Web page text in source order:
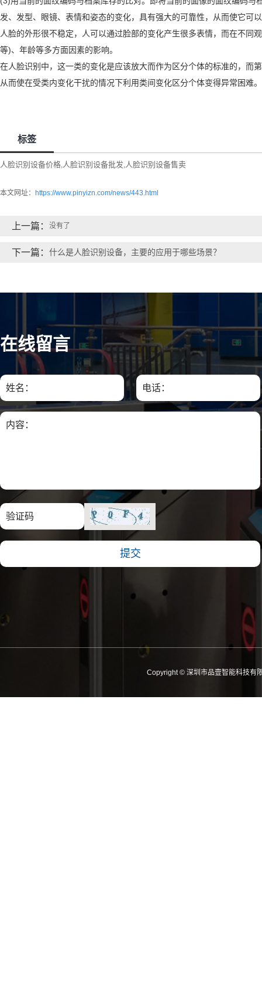
发、发型、眼镜、表情和姿态的变化，具有强大的可靠性，从而使它可
人脸的外形很不稳定，人可以通过脸部的变化产生很多表情，而在不同
等)、年龄等多方面因素的影响。
在人脸识别中，这一类的变化是应该放大而作为区分个体的标准的，而
从而使在受类内变化干扰的情况下利用类间变化区分个体变得异常困难。
标签
人脸识别设备价格,人脸识别设备批发,人脸识别设备售卖
本文网址： https://www.pinyizn.com/news/443.html
上一篇： 没有了
下一篇： 什么是人脸识别设备，主要的应用于哪些场景？
在线留言
Copyright © 深圳市品壹智能科技有